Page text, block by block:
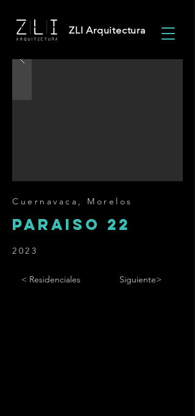
ZLI Arquitectura
Cuernavaca, Morelos
Paraiso 22
2023
< Residenciales Siguiente>